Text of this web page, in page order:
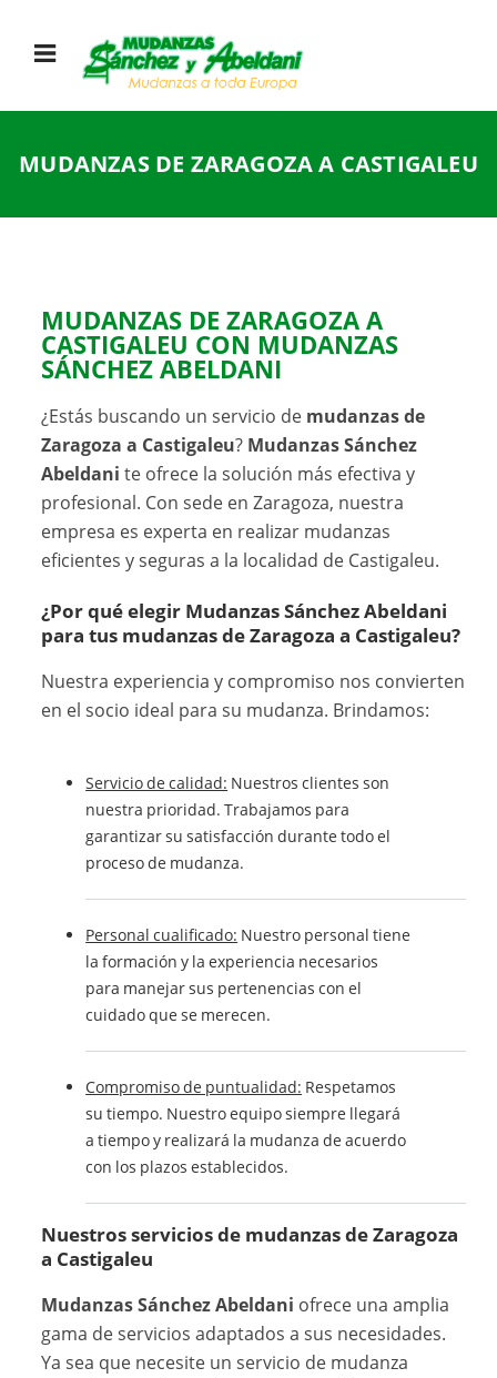
MUDANZAS DE ZARAGOZA A CASTIGALEU
MUDANZAS DE ZARAGOZA A
CASTIGALEU CON MUDANZAS
SÁNCHEZ ABELDANI
¿Estás buscando un servicio de mudanzas de
Zaragoza a Castigaleu? Mudanzas Sánchez
Abeldani te ofrece la solución más efectiva y
profesional. Con sede en Zaragoza, nuestra
empresa es experta en realizar mudanzas
eficientes y seguras a la localidad de Castigaleu.
¿Por qué elegir Mudanzas Sánchez Abeldani
para tus mudanzas de Zaragoza a Castigaleu?
Nuestra experiencia y compromiso nos convierten
en el socio ideal para su mudanza. Brindamos:
Servicio de calidad: Nuestros clientes son
nuestra prioridad. Trabajamos para
garantizar su satisfacción durante todo el
proceso de mudanza.
Personal cualificado: Nuestro personal tiene
la formación y la experiencia necesarios
para manejar sus pertenencias con el
cuidado que se merecen.
Compromiso de puntualidad: Respetamos
su tiempo. Nuestro equipo siempre llegará
a tiempo y realizará la mudanza de acuerdo
con los plazos establecidos.
Nuestros servicios de mudanzas de Zaragoza
a Castigaleu
Mudanzas Sánchez Abeldani ofrece una amplia
gama de servicios adaptados a sus necesidades.
Ya sea que necesite un servicio de mudanza